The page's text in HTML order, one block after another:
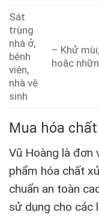
Sát
trùng
nhà ở,
bệnh
viện,
nhà vệ
sinh
– Khử
hoặc
Mua hóa
Vũ Hoàng là đơn
phẩm hóa chất
chuẩn an toàn
sử dụng cho các